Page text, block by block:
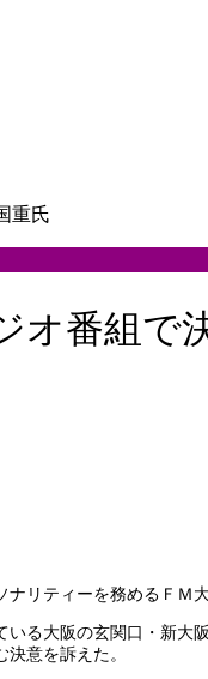
重氏
番組で
リティーを務めるＦＭ
る大阪の玄関口・新
意を訴えた。